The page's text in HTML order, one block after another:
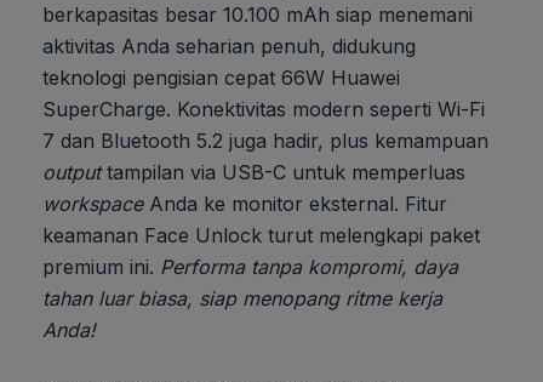
berkapasitas besar 10.100 mAh siap menemani
aktivitas Anda seharian penuh, didukung
teknologi pengisian cepat 66W Huawei
SuperCharge. Konektivitas modern seperti Wi-Fi
7 dan Bluetooth 5.2 juga hadir, plus kemampuan
outputtampilan via USB-C untuk memperluas
workspaceAnda ke monitor eksternal. Fitur
keamanan Face Unlock turut melengkapi paket
premium ini. Performa tanpa kompromi, daya
tahan luar biasa, siap menopang ritme kerja
Anda!